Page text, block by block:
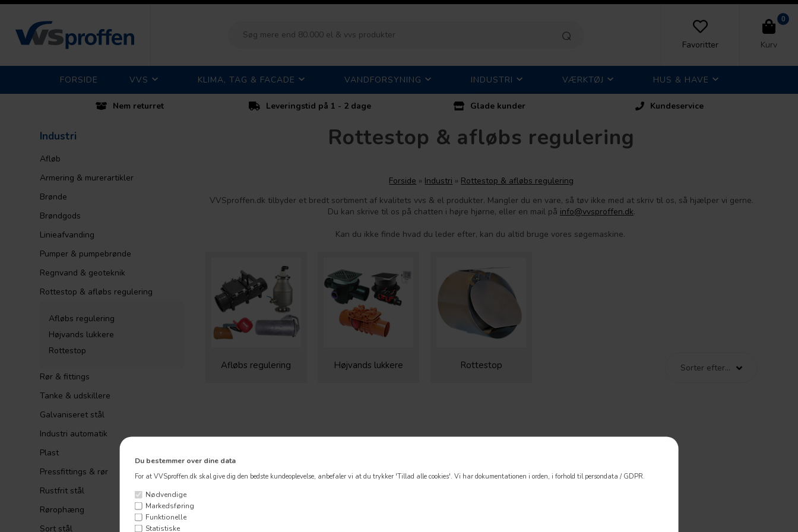
Du bestemmer over dine data
For at VVSproffen.dk skal give dig den bedste kundeoplevelse, anbefaler vi at du trykker 'Tillad alle cookies'. Vi har dokumentationen i orden, i forhold til persondata / GDPR.
Nødvendige
Markedsføring
Funktionelle
Statistiske
Favoritter
0
Kurv
FORSIDE VVS KLIMA, TAG & FACADE VANDFORSYNING INDUSTRI VÆRKTØJ HUS & HAVE
Nem returret Leveringstid på 1 - 2 dage Glade kunder Kundeservice
Industri
Afløb
Armering & murerartikler
Brønde
Brøndgods
Linieafvanding
Pumper & pumpebrønde
Regnvand & geoteknik
Rottestop & afløbs regulering
Afløbs regulering
Højvands lukkere
Rottestop
Rør & fittings
Tanke & udskillere
Galvaniseret stål
Industri automatik
Plast
Pressfittings & rør
Rustfrit stål
Rørophæng
Sort stål
Rottestop & afløbs regulering
Forside » Industri » Rottestop & afløbs regulering
VVSproffen.dk tilbyder et bredt sortiment af kvalitets vvs & el produkter. Mangler du en vare, så tøv ikke med at skriv til os, så hjælper vi gerne.
Du kan skrive til os på chatten i højre hjørne, eller en mail på info@vvsproffen.dk.
Kan du ikke finde hvad du leder efter, kan du altid bruge vores søgemaskine.
Afløbs regulering Højvands lukkere Rottestop